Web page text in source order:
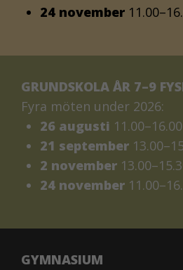
24 november
GRUNDSKOLA ÅR 7–9
Fyra möten under 2026:
26 augusti
21 september
2 november
24 november
GYMNASIUM